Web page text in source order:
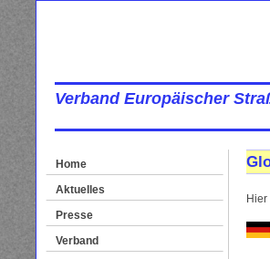
Verband Europäischer
Home
Aktuelles
Presse
Verband